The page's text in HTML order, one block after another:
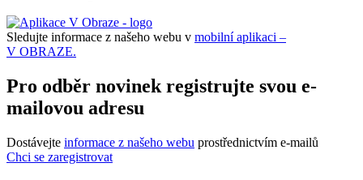
Sledujte informace z našeho webu v mobilní aplikaci –
V OBRAZE.
Pro odběr novinek registrujte svou e-
mailovou adresu
Dostávejte informace z našeho webu prostřednictvím e-mailů
Chci se zaregistrovat